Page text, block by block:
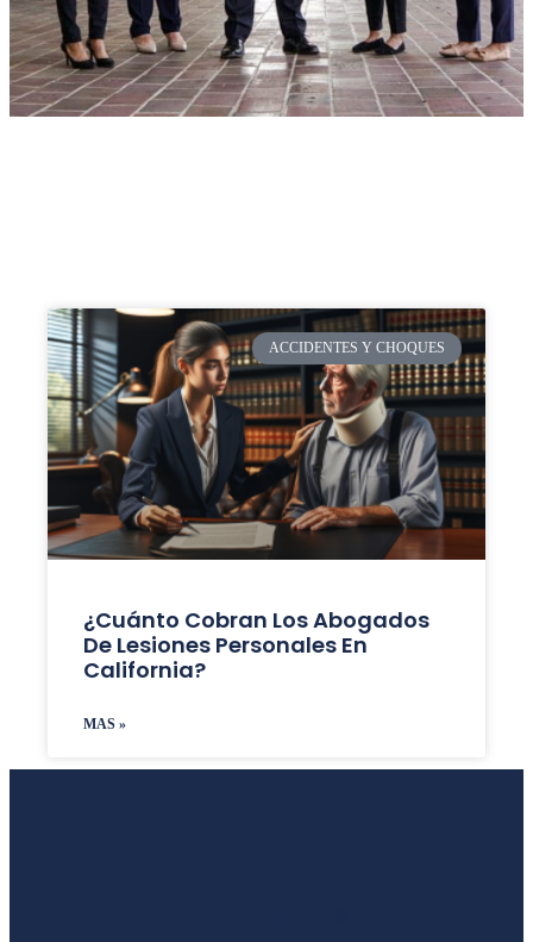
ACCIDENTES Y CHOQUES
¿Cuánto Cobran Los Abogados
De Lesiones Personales En
California?
MAS »